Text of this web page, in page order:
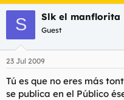
S Slk el manflorita
Guest
23 Jul 2009
Tú es que no eres más
se publica en el Público